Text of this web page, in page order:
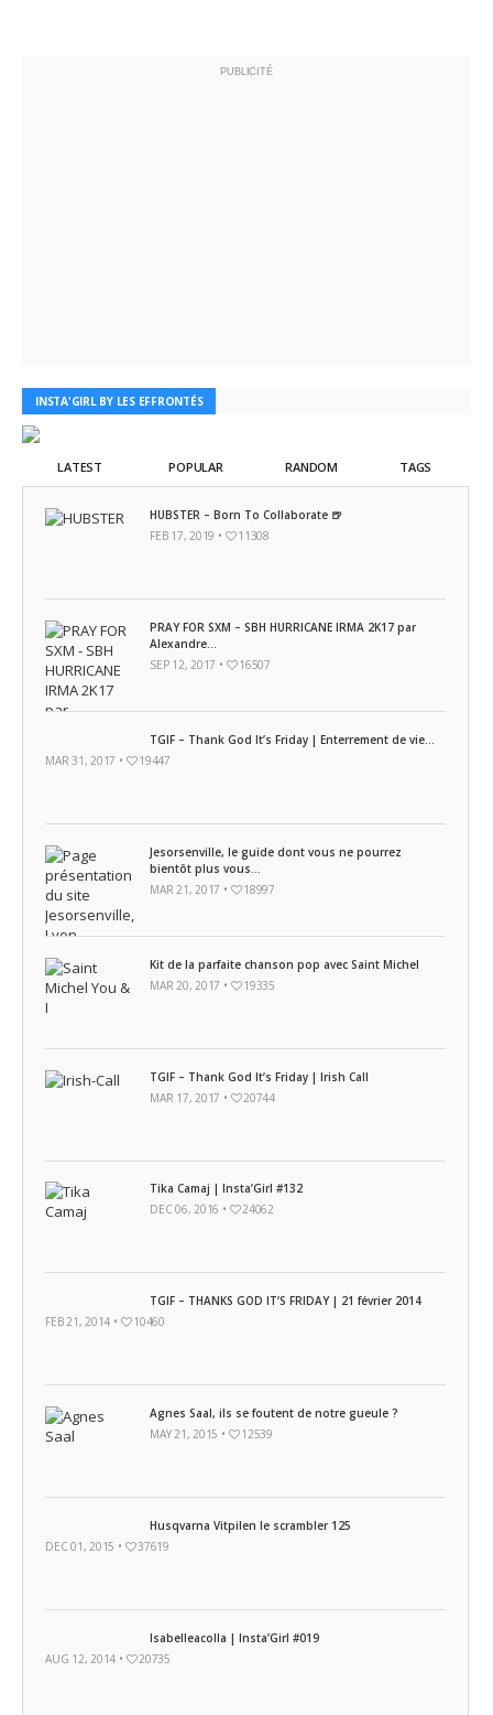
PUBLICITÉ
INSTA'GIRL BY LES EFFRONTÉS
LATEST POPULAR RANDOM TAGS
HUBSTER – Born To Collaborate 🍺
FEB 17, 2019 •
11308
PRAY FOR SXM – SBH HURRICANE IRMA 2K17 par
Alexandre...
SEP 12, 2017 •
16507
TGIF – Thank God It’s Friday | Enterrement de vie...
MAR 31, 2017 •
19447
Jesorsenville, le guide dont vous ne pourrez
bientôt plus vous...
MAR 21, 2017 •
18997
Kit de la parfaite chanson pop avec Saint Michel
MAR 20, 2017 •
19335
TGIF – Thank God It’s Friday | Irish Call
MAR 17, 2017 •
20744
Tika Camaj | Insta’Girl #132
DEC 06, 2016 •
24062
TGIF – THANKS GOD IT’S FRIDAY | 21 février 2014
FEB 21, 2014 •
10460
Agnes Saal, ils se foutent de notre gueule ?
MAY 21, 2015 •
12539
Husqvarna Vitpilen le scrambler 125
DEC 01, 2015 •
37619
Isabelleacolla | Insta’Girl #019
AUG 12, 2014 •
20735